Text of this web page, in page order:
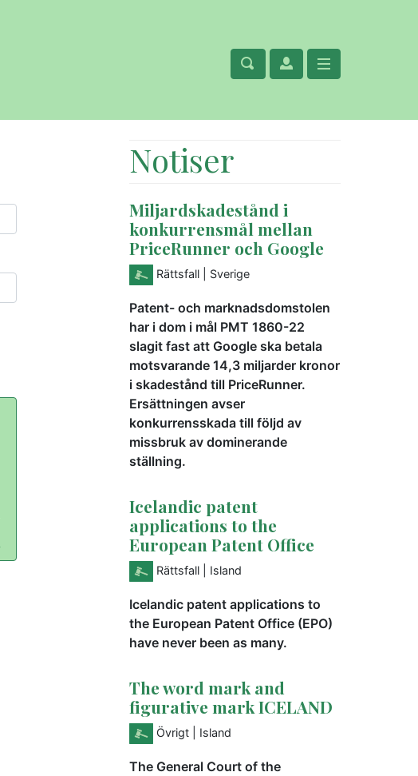
Notiser
Miljardskadestånd i
konkurrensmål mellan
PriceRunner och Google
Rättsfall | Sverige
Patent- och marknadsdomstolen
har i dom i mål PMT 1860-22
slagit fast att Google ska betala
motsvarande 14,3 miljarder kronor
i skadestånd till PriceRunner.
Ersättningen avser
konkurrensskada till följd av
missbruk av dominerande
ställning.
Icelandic patent
applications to the
European Patent Office
Rättsfall | Island
Icelandic patent applications to
the European Patent Office (EPO)
have never been as many.
The word mark and
figurative mark ICELAND
Övrigt | Island
The General Court of the